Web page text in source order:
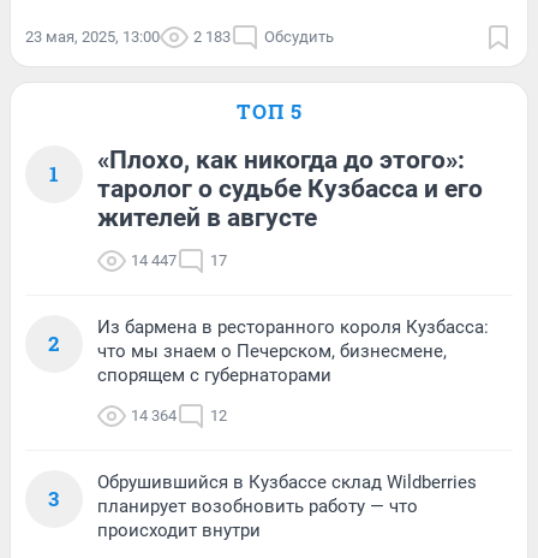
23 мая, 2025, 13:00 2 183 Обсудить
ТОП 5
1
«Плохо, как никогда до этого»:
таролог о судьбе Кузбасса и его
жителей в августе
14 447 17
2
Из бармена в ресторанного короля Кузбасса:
что мы знаем о Печерском, бизнесмене,
спорящем с губернаторами
14 364 12
3
Обрушившийся в Кузбассе склад Wildberries
планирует возобновить работу — что
происходит внутри